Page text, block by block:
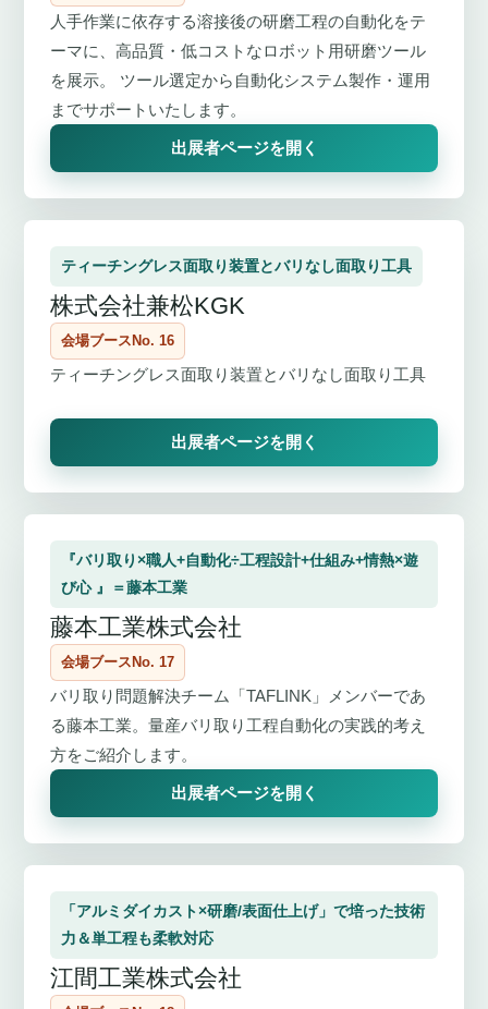
人手作業に依存する溶接後の研磨工程の自動化をテ
ーマに、高品質・低コストなロボット用研磨ツール
を展示。 ツール選定から自動化システム製作・運用
までサポートいたします。
出展者ページを開く
ティーチングレス面取り装置とバリなし面取り工具
株式会社兼松KGK
会場ブースNo. 16
ティーチングレス面取り装置とバリなし面取り工具
出展者ページを開く
『バリ取り×職人+自動化÷工程設計+仕組み+情熱×遊
び心 』＝藤本工業
藤本工業株式会社
会場ブースNo. 17
バリ取り問題解決チーム「TAFLINK」メンバーであ
る藤本工業。量産バリ取り工程自動化の実践的考え
方をご紹介します。
出展者ページを開く
「アルミダイカスト×研磨/表面仕上げ」で培った技術
力＆単工程も柔軟対応
江間工業株式会社